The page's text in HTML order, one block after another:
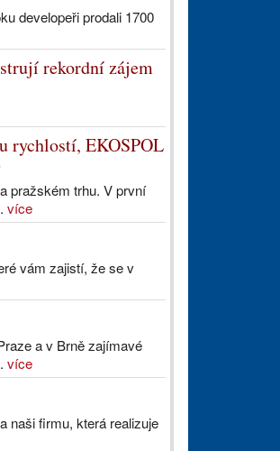
developeři prodali 1700
rekordní zájem
rychlostí, EKOSPOL
pražském trhu. V první
více
vám zajistí, že se v
a v Brně zajímavé
více
naši firmu, která realizuje